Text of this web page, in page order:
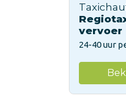
vervoer
24-40 uur